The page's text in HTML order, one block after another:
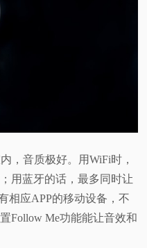
，音质极好。用WiFi时，
用蓝牙的话，最多同时让
相应APP的移动设备，不
Follow Me功能能让音效和